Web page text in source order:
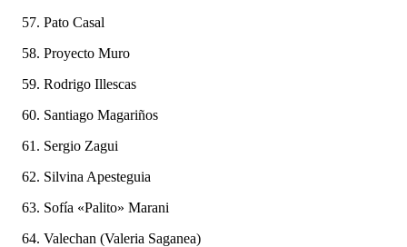
Pato Casal
Proyecto Muro
Rodrigo Illescas
Santiago Magariños
Sergio Zagui
Silvina Apesteguia
Sofía «Palito» Marani
Valechan (Valeria Saganea)